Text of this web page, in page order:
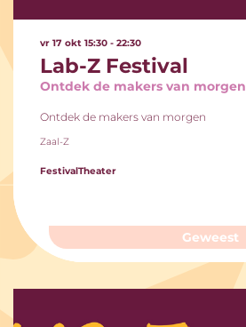
Lab-Z Festival
Ontdek de makers van morgen
vr 17 okt 15:30 - 22:30
Ontdek de makers van morgen
Zaal-Z
FestivalTheater
Geweest